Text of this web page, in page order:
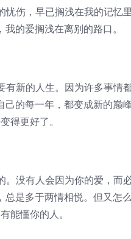
伤，早已搁浅在我的记忆里
的爱搁浅在离别的路口。
新的人生。因为许多事情
的每一年，都变成新的巅峰
得更好了。
没有人会因为你的爱，而
是多于两情相悦。但又怎
能懂你的人。